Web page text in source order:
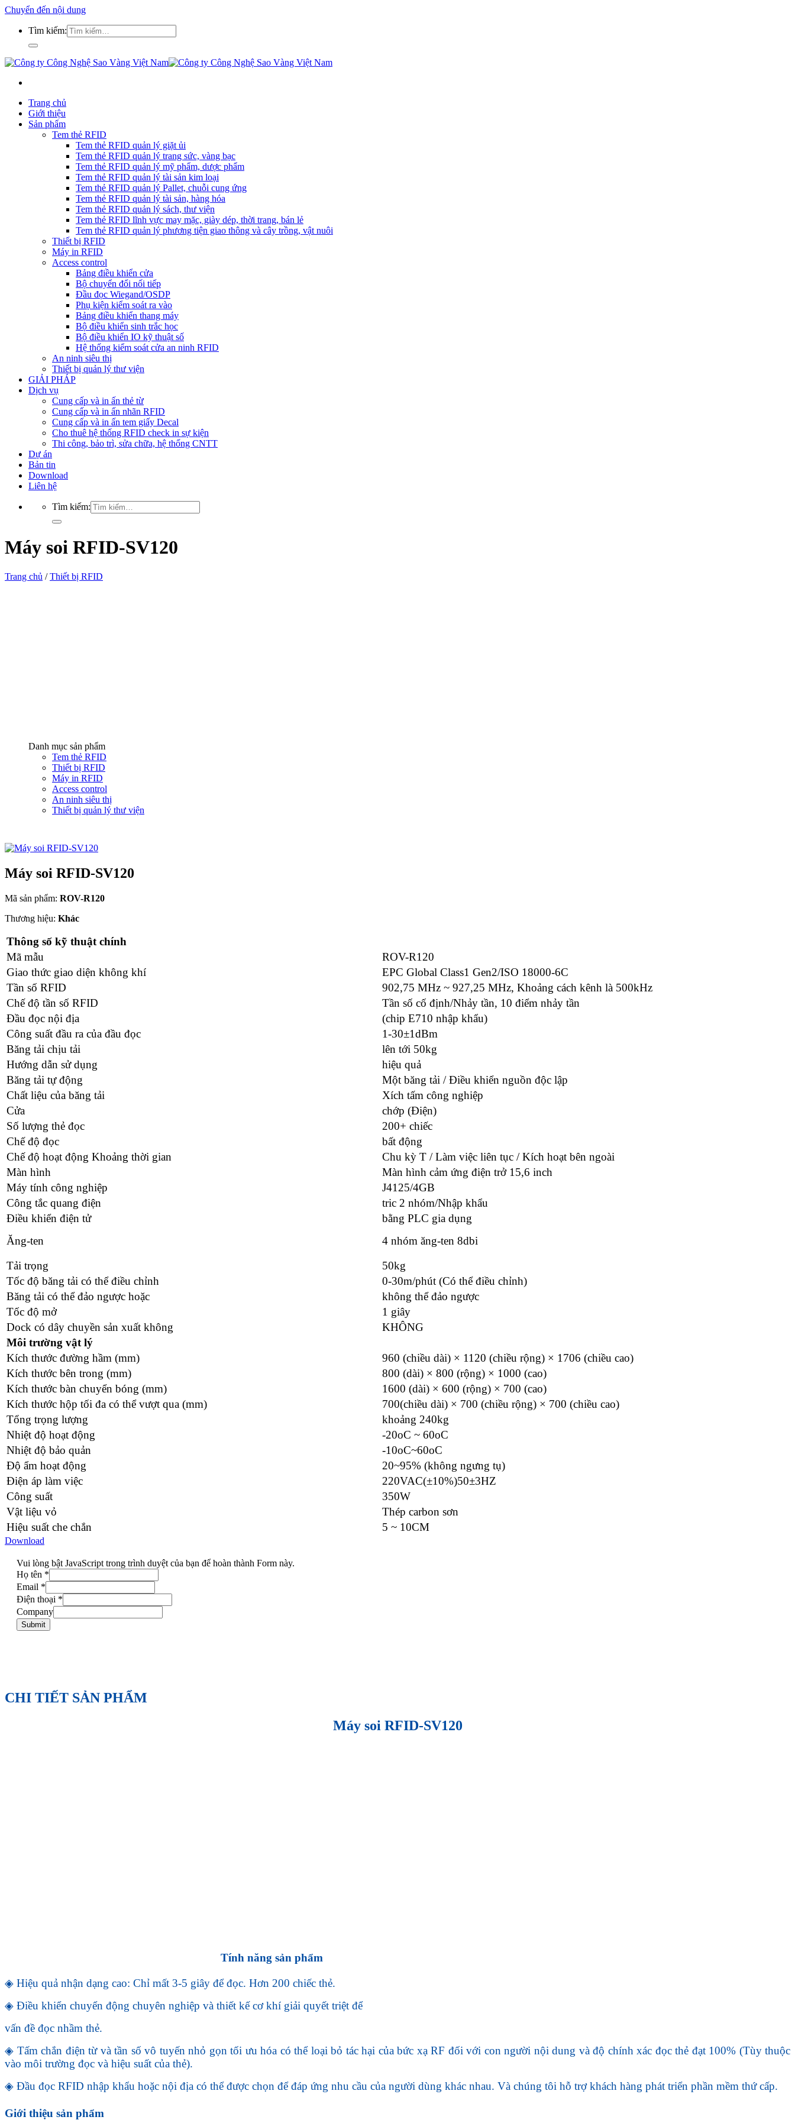
Chuyển đến nội dung
Tìm kiếm:
Trang chủ
Giới thiệu
Sản phẩm
Tem thẻ RFID
Tem thẻ RFID quản lý giặt ủi
Tem thẻ RFID quản lý trang sức, vàng bạc
Tem thẻ RFID quản lý mỹ phẩm, dược phẩm
Tem thẻ RFID quản lý tài sản kim loại
Tem thẻ RFID quản lý Pallet, chuỗi cung ứng
Tem thẻ RFID quản lý tài sản, hàng hóa
Tem thẻ RFID quản lý sách, thư viện
Tem thẻ RFID lĩnh vực may mặc, giày dép, thời trang, bán lẻ
Tem thẻ RFID quản lý phương tiện giao thông và cây trồng, vật nuôi
Thiết bị RFID
Máy in RFID
Access control
Bảng điều khiển cửa
Bộ chuyển đổi nối tiếp
Đầu đọc Wiegand/OSDP
Phụ kiện kiểm soát ra vào
Bảng điều khiển thang máy
Bộ điều khiển sinh trắc học
Bộ điều khiển IO kỹ thuật số
Hệ thống kiểm soát cửa an ninh RFID
An ninh siêu thị
Thiết bị quản lý thư viện
GIẢI PHÁP
Dịch vụ
Cung cấp và in ấn thẻ từ
Cung cấp và in ấn nhãn RFID
Cung cấp và in ấn tem giấy Decal
Cho thuê hệ thống RFID check in sự kiện
Thi công, bảo trì, sửa chữa, hệ thống CNTT
Dự án
Bản tin
Download
Liên hệ
Tìm kiếm:
Máy soi RFID-SV120
Trang chủ / Thiết bị RFID
Danh mục sản phẩm
Tem thẻ RFID
Thiết bị RFID
Máy in RFID
Access control
An ninh siêu thị
Thiết bị quản lý thư viện
Máy soi RFID-SV120
Mã sản phẩm: ROV-R120
Thương hiệu: Khác
Thông số kỹ thuật chính
Mã mẫu
ROV-R120
Giao thức giao diện không khí
EPC Global Class1 Gen2/ISO 18000-6C
Tần số RFID
902,75 MHz ~ 927,25 MHz, Khoảng cách kênh là 500kHz
Chế độ tần số RFID
Tần số cố định/Nhảy tần, 10 điểm nhảy tần
Đầu đọc nội địa
(chip E710 nhập khẩu)
Công suất đầu ra của đầu đọc
1-30±1dBm
Băng tải chịu tải
lên tới 50kg
Hướng dẫn sử dụng
hiệu quả
Băng tải tự động
Một băng tải / Điều khiển nguồn độc lập
Chất liệu của băng tải
Xích tấm công nghiệp
Cửa
chớp (Điện)
Số lượng thẻ đọc
200+ chiếc
Chế độ đọc
bất động
Chế độ hoạt động Khoảng thời gian
Chu kỳ T / Làm việc liên tục / Kích hoạt bên ngoài
Màn hình
Màn hình cảm ứng điện trở 15,6 inch
Máy tính công nghiệp
J4125/4GB
Công tắc quang điện
tric 2 nhóm/Nhập khẩu
Điều khiển điện tử
Ăng-ten
bằng PLC gia dụng
4 nhóm ăng-ten 8dbi
Tải trọng
50kg
Tốc độ băng tải có thể điều chỉnh
0-30m/phút (Có thể điều chỉnh)
Băng tải có thể đảo ngược hoặc
không thể đảo ngược
Tốc độ mở
1 giây
Dock có dây chuyền sản xuất không
KHÔNG
Môi trường vật lý
Kích thước đường hầm (mm)
960 (chiều dài) × 1120 (chiều rộng) × 1706 (chiều cao)
Kích thước bên trong (mm)
800 (dài) × 800 (rộng) × 1000 (cao)
Kích thước bàn chuyển bóng (mm)
1600 (dài) × 600 (rộng) × 700 (cao)
Kích thước hộp tối đa có thể vượt qua (mm)
700(chiều dài) × 700 (chiều rộng) × 700 (chiều cao)
Tổng trọng lượng
khoảng 240kg
Nhiệt độ hoạt động
-20oC ~ 60oC
Nhiệt độ bảo quản
-10oC~60oC
Độ ẩm hoạt động
20~95% (không ngưng tụ)
Điện áp làm việc
220VAC(±10%)50±3HZ
Công suất
350W
Vật liệu vỏ
Thép carbon sơn
Hiệu suất che chắn
5 ~ 10CM
Download
Vui lòng bật JavaScript trong trình duyệt của bạn để hoàn thành Form này.
Họ tên *
Email *
Điện thoại *
Company
Submit
CHI TIẾT SẢN PHẨM
Máy soi RFID-SV120
Tính năng sản phẩm
◈ Hiệu quả nhận dạng cao: Chỉ mất 3-5 giây để đọc. Hơn 200 chiếc thẻ.
◈ Điều khiển chuyển động chuyên nghiệp và thiết kế cơ khí giải quyết triệt để
vấn đề đọc nhầm thẻ.
◈ Tấm chắn điện từ và tần số vô tuyến nhỏ gọn tối ưu hóa có thể loại bỏ tác hại của bức xạ RF đối với con người nội dung và độ chính xác đọc thẻ đạt 100% (Tùy thuộc
vào môi trường đọc và hiệu suất của thẻ).
◈ Đầu đọc RFID nhập khẩu hoặc nội địa có thể được chọn để đáp ứng nhu cầu của người dùng khác nhau. Và chúng tôi hỗ trợ khách hàng phát triển phần mềm thứ cấp.
Giới thiệu sản phẩm